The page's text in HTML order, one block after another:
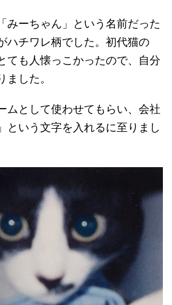
みーちゃん」という名前だった
ハチワレ柄でした。初代猫の
ても人懐っこかったので、自分
ました。
ムとして使わせてもらい、会社
という文字を入れるに至りまし